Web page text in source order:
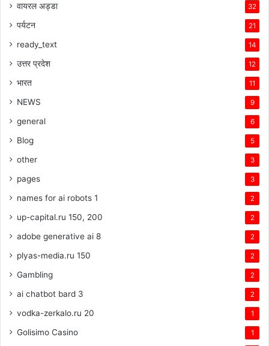
वायरल अड्डा 32
पर्यटन 21
ready_text 14
उत्तर प्रदेश 12
भारत 11
NEWS 9
general 6
Blog 5
other 3
pages 3
names for ai robots 1 2
up-capital.ru 150, 200 2
adobe generative ai 8 2
plyas-media.ru 150 2
Gambling 2
ai chatbot bard 3 2
vodka-zerkalo.ru 20 1
Golisimo Casino 1